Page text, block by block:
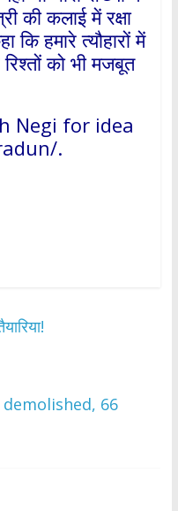
की कलाई में रक्षा
हमारे त्यौहारों में
को भी मजबूत
Negi for idea
.
66